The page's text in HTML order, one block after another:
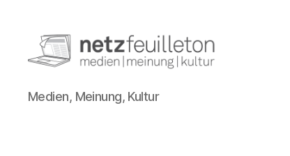
netzfeuilleton.de
Medien, Meinung, Kultur